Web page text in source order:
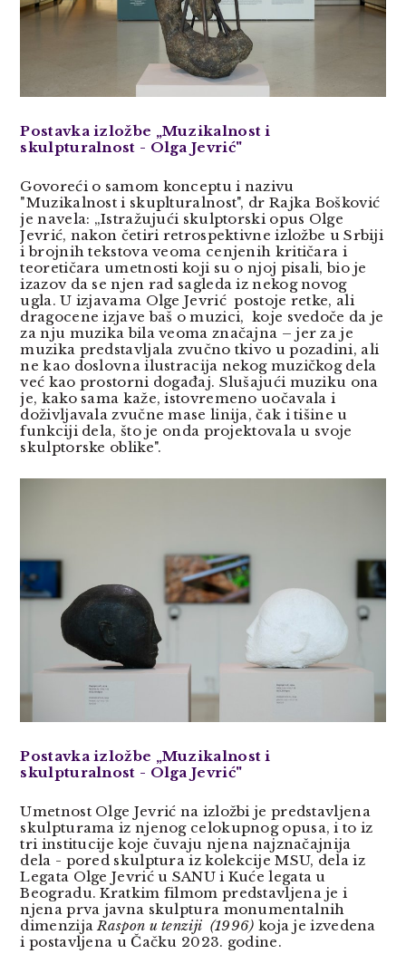
Postavka izložbe „Muzikalnost i
skulpturalnost - Olga Jevrić"
Govoreći o samom konceptu i nazivu
"Muzikalnost i skuplturalnost", dr Rajka Bošković
je navela: „Istražujući skulptorski opus Olge
Jevrić, nakon četiri retrospektivne izložbe u Srbiji
i brojnih tekstova veoma cenjenih kritičara i
teoretičara umetnosti koji su o njoj pisali, bio je
izazov da se njen rad sagleda iz nekog novog
ugla. U izjavama Olge Jevrić postoje retke, ali
dragocene izjave baš o muzici, koje svedoče da je
za nju muzika bila veoma značajna – jer za je
muzika predstavljala zvučno tkivo u pozadini, ali
ne kao doslovna ilustracija nekog muzičkog dela
već kao prostorni događaj. Slušajući muziku ona
je, kako sama kaže, istovremeno uočavala i
doživljavala zvučne mase linija, čak i tišine u
funkciji dela, što je onda projektovala u svoje
skulptorske oblike".
Postavka izložbe „Muzikalnost i
skulpturalnost - Olga Jevrić"
Umetnost Olge Jevrić na izložbi je predstavljena
skulpturama iz njenog celokupnog opusa, i to iz
tri institucije koje čuvaju njena najznačajnija
dela - pored skulptura iz kolekcije MSU, dela iz
Legata Olge Jevrić u SANU i Kuće legata u
Beogradu. Kratkim filmom predstavljena je i
njena prva javna skulptura monumentalnih
dimenzija Raspon u tenziji (1996) koja je izvedena
i postavljena u Čačku 2023. godine.